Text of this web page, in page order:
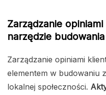
Zarządzanie
narzędzie
Zarządzanie opiniami
elementem w budowaniu
lokalnej społeczności.